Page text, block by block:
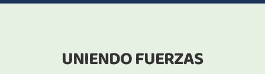
UNIENDO FUERZAS